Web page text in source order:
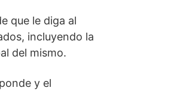
que le diga al
incluyendo la
del mismo.
y el